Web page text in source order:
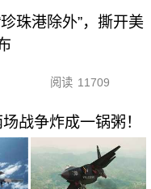
珠港除外”，撕开美
阅读 11709
战争炸成一锅粥！